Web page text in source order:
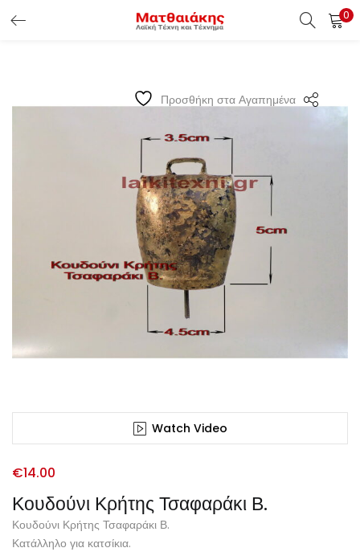
0
Προσθήκη στα Αγαπημένα
Watch Video
Κουδούνι Κρήτης Τσαφαράκι Β.
€14.00
Κουδούνι Κρήτης Τσαφαράκι Β.
Κατάλληλο για κατσίκια.
ΕΊΣΟΔΟΣ ΠΕΛΑΤΏΝ
Υπενθύμιση κωδικού
Είσοδος Πελατών
Χάσατε τον κωδικό σας ?